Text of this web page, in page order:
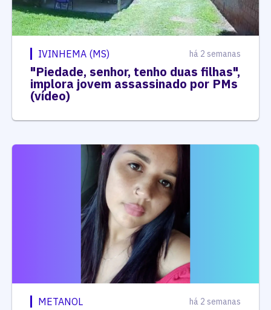
IVINHEMA (MS) há 2 semanas
"Piedade, senhor, tenho duas filhas",
implora jovem assassinado por PMs
(vídeo)
METANOL há 2 semanas